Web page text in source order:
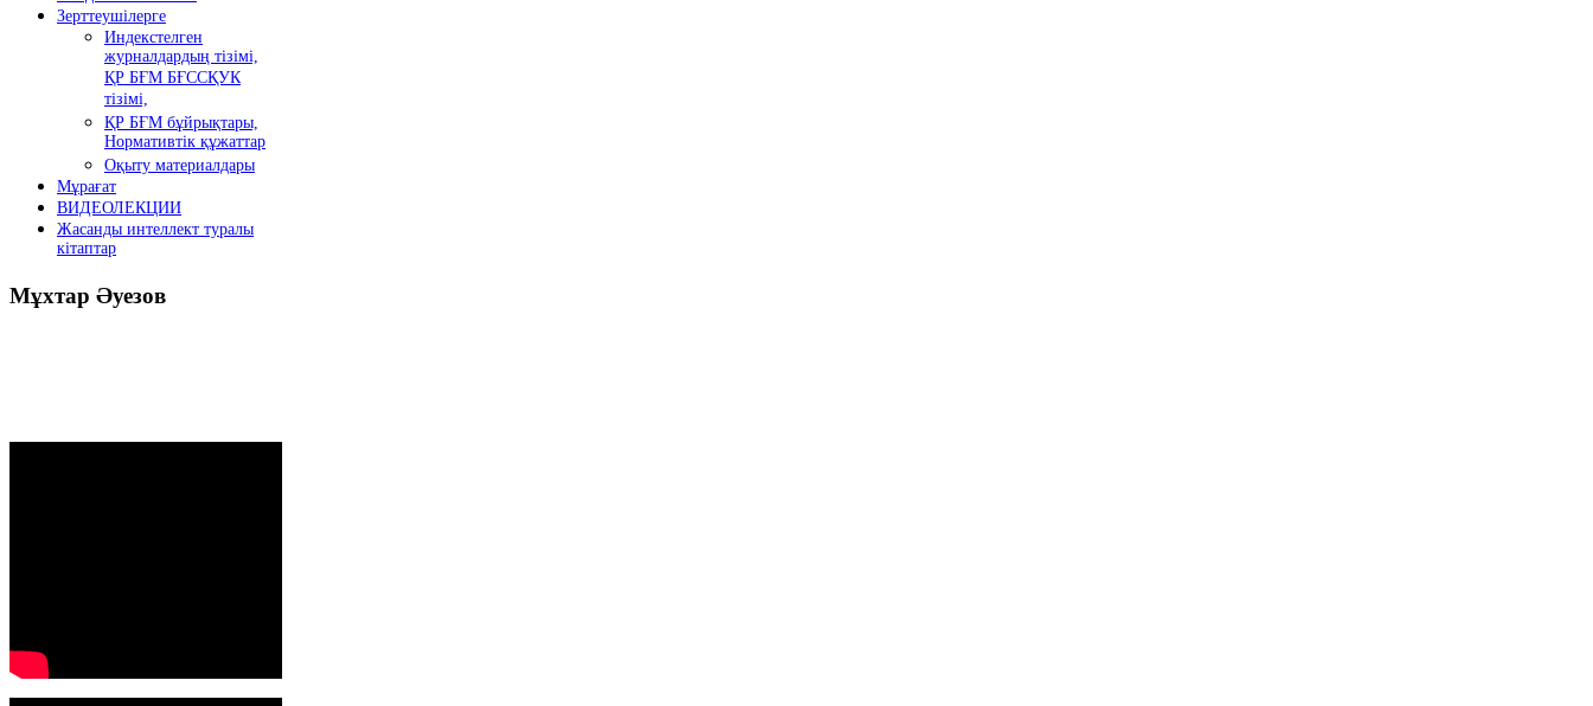
Зерттеушілерге
Индекстелген
журналдардың тізімі,
ҚР БҒМ БҒССҚУК
тізімі,
ҚР БҒМ бұйрықтары,
Нормативтік құжаттар
Оқыту материалдары
Мұрағат
ВИДЕОЛЕКЦИИ
Жасанды интеллект туралы
кітаптар
Мұхтар Әуезов